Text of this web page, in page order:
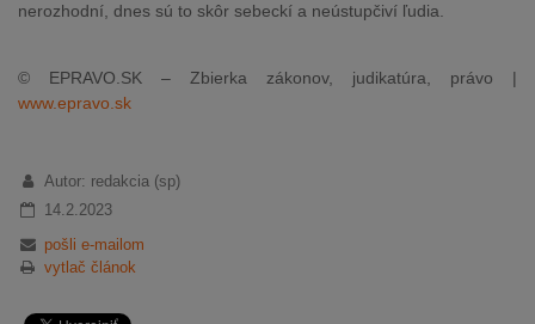
nerozhodní, dnes sú to skôr sebeckí a neústupčiví ľudia.
© EPRAVO.SK – Zbierka zákonov, judikatúra, právo |
www.epravo.sk
Autor: redakcia (sp)
14.2.2023
pošli e-mailom
vytlač článok